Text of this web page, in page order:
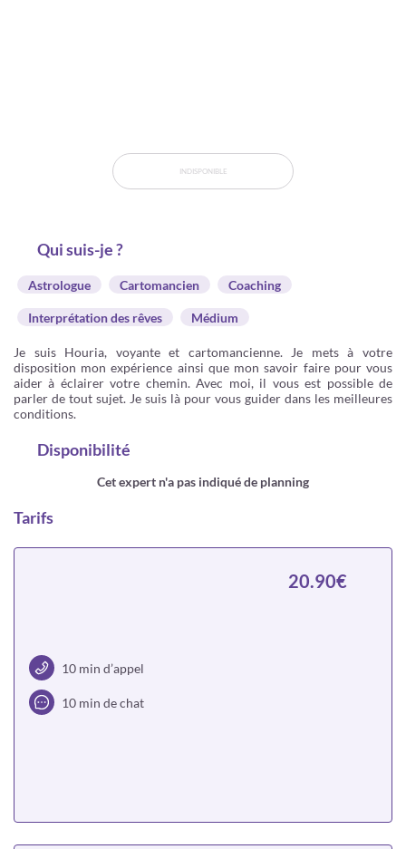
INDISPONIBLE
Qui suis-je ?
Astrologue Cartomancien Coaching
Interprétation des rêves Médium
Je suis Houria, voyante et cartomancienne. Je mets à votre
disposition mon expérience ainsi que mon savoir faire pour vous
aider à éclairer votre chemin. Avec moi, il vous est possible de
parler de tout sujet. Je suis là pour vous guider dans les meilleures
conditions.
Disponibilité
Cet expert n'a pas indiqué de planning
Tarifs
10 min d’appel
10 min de chat
20.90€